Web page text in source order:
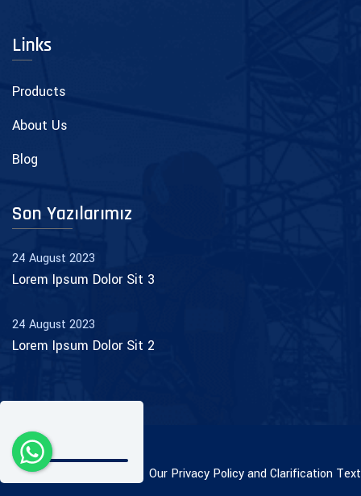
Links
Products
About Us
Blog
Son Yazılarımız
24 August 2023
Lorem Ipsum Dolor Sit 3
24 August 2023
Lorem Ipsum Dolor Sit 2
© 2026 -Web Design
Our Privacy Policy and Clarification Text